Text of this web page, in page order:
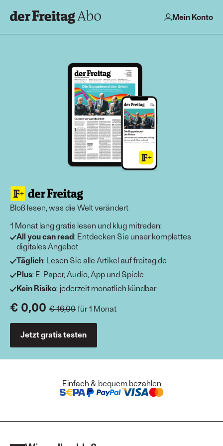
Mein Konto
Bloß lesen, was die Welt verändert
1 Monat lang gratis lesen und klug mitreden:
All you can read: Entdecken Sie unser komplettes
digitales Angebot
Täglich: Lesen Sie alle Artikel auf freitag.de
Plus: E-Paper, Audio, App und Spiele
Kein Risiko: jederzeit monatlich kündbar
€ 0,00 € 16,00 für 1 Monat
Jetzt gratis testen
Einfach & bequem bezahlen